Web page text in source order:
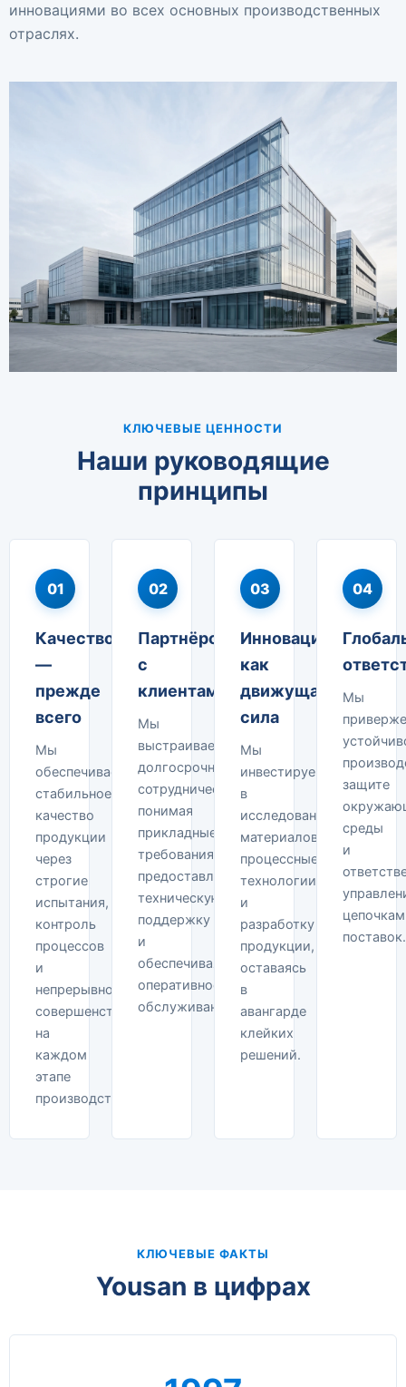
инновациями во всех основных производственных
отраслях.
КЛЮЧЕВЫЕ ЦЕННОСТИ
Наши руководящие
принципы
01
Качество
—
прежде
всего
Мы
обеспечиваем
стабильное
качество
продукции
через
строгие
испытания,
контроль
процессов
и
непрерывное
совершенствование
на
каждом
этапе
производства.
02
Партнёрство
с
клиентами
Мы
выстраиваем
долгосрочное
сотрудничество,
понимая
прикладные
требования,
предоставляя
техническую
поддержку
и
обеспечивая
оперативное
обслуживание.
03
Инновации
как
движущая
сила
Мы
инвестируем
в
исследования
материалов,
процессные
технологии
и
разработку
продукции,
оставаясь
в
авангарде
клейких
решений.
04
Мы
защите
среды
и
поставок.
КЛЮЧЕВЫЕ ФАКТЫ
Yousan в цифрах